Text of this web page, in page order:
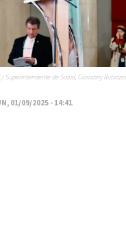
01/09/2025 - 14:41
/ Superintendente de Salud, Giovanny Rubiano